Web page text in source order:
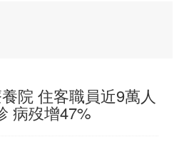
院 住客職員近9萬人
病歿增47%